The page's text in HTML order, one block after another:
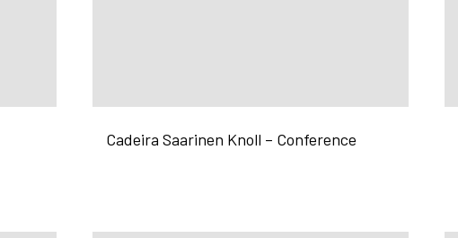
Cadeira Saarinen Knoll – Conference